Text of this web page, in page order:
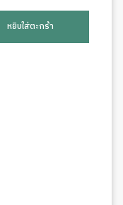
หยิบใส่ตะกร้า